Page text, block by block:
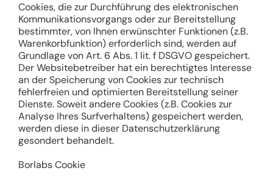
Cookies, die zur Durchführung des elektronischen
Kommunikationsvorgangs oder zur Bereitstellung
bestimmter, von Ihnen erwünschter Funktionen (z.B.
Warenkorbfunktion) erforderlich sind, werden auf
Grundlage von Art. 6 Abs. 1 lit. f DSGVO gespeichert.
Der Websitebetreiber hat ein berechtigtes Interesse
an der Speicherung von Cookies zur technisch
fehlerfreien und optimierten Bereitstellung seiner
Dienste. Soweit andere Cookies (z.B. Cookies zur
Analyse Ihres Surfverhaltens) gespeichert werden,
werden diese in dieser Datenschutzerklärung
gesondert behandelt.
Borlabs Cookie